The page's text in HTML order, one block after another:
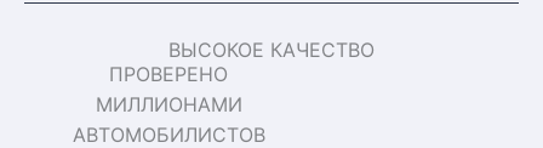
ВЫСОКОЕ КАЧЕСТВО
ПРОВЕРЕНО
МИЛЛИОНАМИ
АВТОМОБИЛИСТОВ